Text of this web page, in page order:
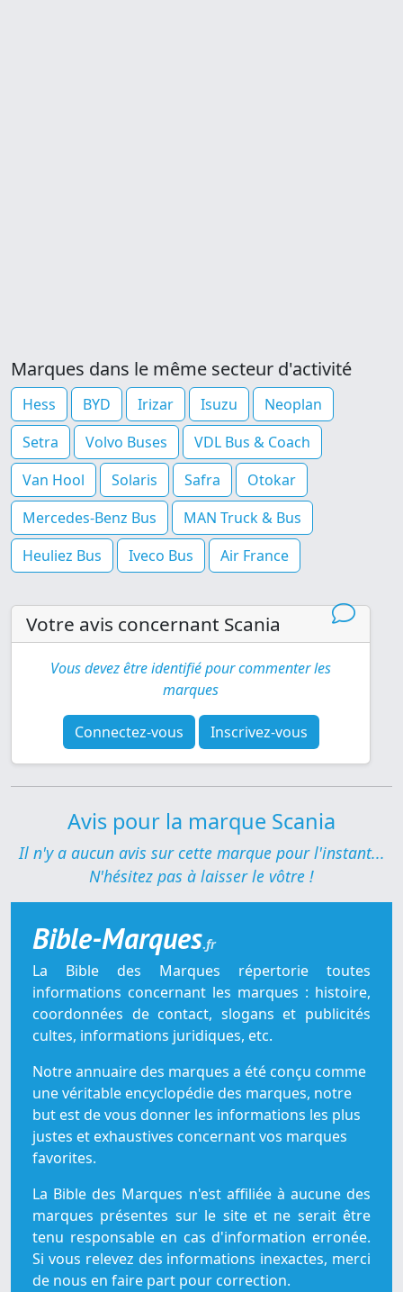
Marques dans le même secteur d'activité
Hess BYD Irizar Isuzu
Neoplan
Setra
Volvo Buses
VDL Bus & Coach
Van Hool
Solaris Safra
Otokar
Mercedes-Benz Bus
MAN Truck & Bus
Heuliez Bus
Iveco Bus Air France
Votre avis concernant Scania
Vous devez être identifié pour commenter les
marques
Connectez-vous Inscrivez-vous
Avis pour la marque Scania
Il n'y a aucun avis sur cette marque pour l'instant...
N'hésitez pas à laisser le vôtre !
Bible-Marques.fr
La Bible des Marques répertorie toutes
informations concernant les marques : histoire,
coordonnées de contact, slogans et publicités
cultes, informations juridiques, etc.
Notre annuaire des marques a été conçu comme
une véritable encyclopédie des marques, notre
but est de vous donner les informations les plus
justes et exhaustives concernant vos marques
favorites.
La Bible des Marques n'est affiliée à aucune des
marques présentes sur le site et ne serait être
tenu responsable en cas d'information erronée.
Si vous relevez des informations inexactes, merci
de nous en faire part pour correction.